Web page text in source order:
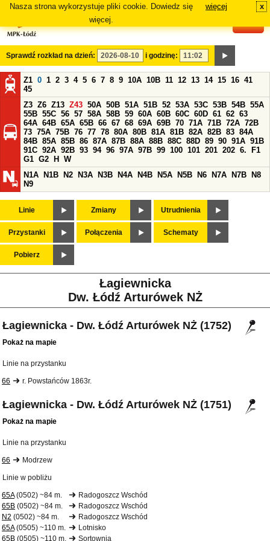
Nasza strona wykorzystuje pliki cookie. Dowiedz się
więcej.
więcej x
Sprawdź rozkład na dzień: i godzinę:
Z1 0 1 2 3 4 5 6 7 8 9 10A 10B 11 12 13 14 15 16 41
45
Z3 Z6 Z13 Z43 50A 50B 51A 51B 52 53A 53C 53B 54B 55A
55B 55C 56 57 58A 58B 59 60A 60B 60C 60D 61 62 63
64A 64B 65A 65B 66 67 68 69A 69B 70 71A 71B 72A 72B
73 75A 75B 76 77 78 80A 80B 81A 81B 82A 82B 83 84A
84B 85A 85B 86 87A 87B 88A 88B 88C 88D 89 90 91A 91B
91C 92A 92B 93 94 96 97A 97B 99 100 101 201 202 6.
F1
G1 G2 H
W
N1A
N1B N2 N3A N3B N4A N4B N5A N5B N6 N7A N7B
N8
N9
Linie Zmiany Utrudnienia
Przystanki Połączenia Schematy
Pobierz
Łagiewnicka
Dw. Łódź Arturówek NŻ
Łagiewnicka - Dw. Łódź Arturówek NŻ (1752)
Pokaż na mapie
Linie na przystanku
66 r. Powstańców 1863r.
Łagiewnicka - Dw. Łódź Arturówek NŻ (1751)
Pokaż na mapie
Linie na przystanku
66 Modrzew
Linie w pobliżu
65A(0502) ~84 m.
Radogoszcz Wschód
65B (0502) ~84 m.
Radogoszcz Wschód
N2 (0502) ~84 m.
Radogoszcz Wschód
65A(0505) ~110 m.
Lotnisko
65B (0505) ~110 m. Sortownia